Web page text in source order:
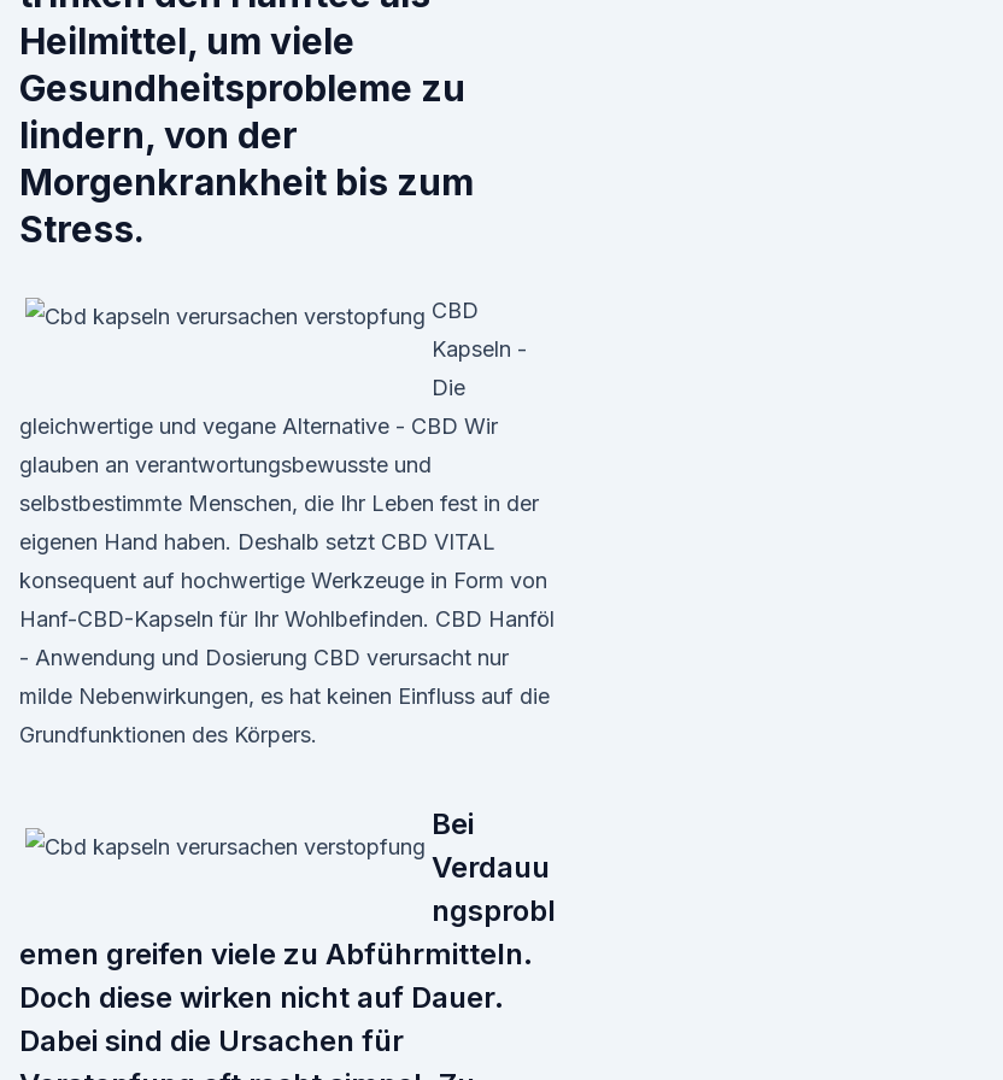
Heilmittel, um viele
Gesundheitsprobleme zu
lindern, von der
Morgenkrankheit bis zum
Stress.
CBD
Kapseln -
Die
gleichwertige und vegane Alternative - CBD Wir
glauben an verantwortungsbewusste und
selbstbestimmte Menschen, die Ihr Leben fest in der
eigenen Hand haben. Deshalb setzt CBD VITAL
konsequent auf hochwertige Werkzeuge in Form von
Hanf-CBD-Kapseln für Ihr Wohlbefinden. CBD Hanföl
- Anwendung und Dosierung CBD verursacht nur
milde Nebenwirkungen, es hat keinen Einfluss auf die
Grundfunktionen des Körpers.
Bei
Verdauu
ngsprobl
emen greifen viele zu Abführmitteln.
Doch diese wirken nicht auf Dauer.
Dabei sind die Ursachen für